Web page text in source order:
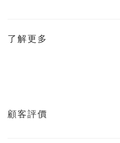
了解更多
顧客評價